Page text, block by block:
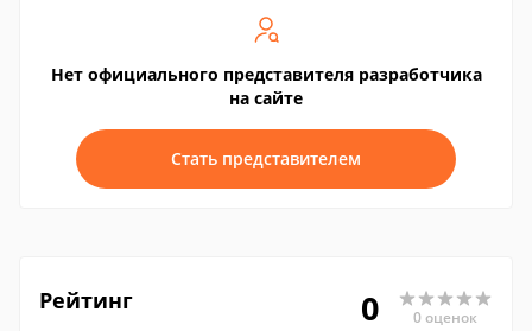
Нет официального представителя разработчика
на сайте
Стать представителем
Рейтинг 0 0 оценок